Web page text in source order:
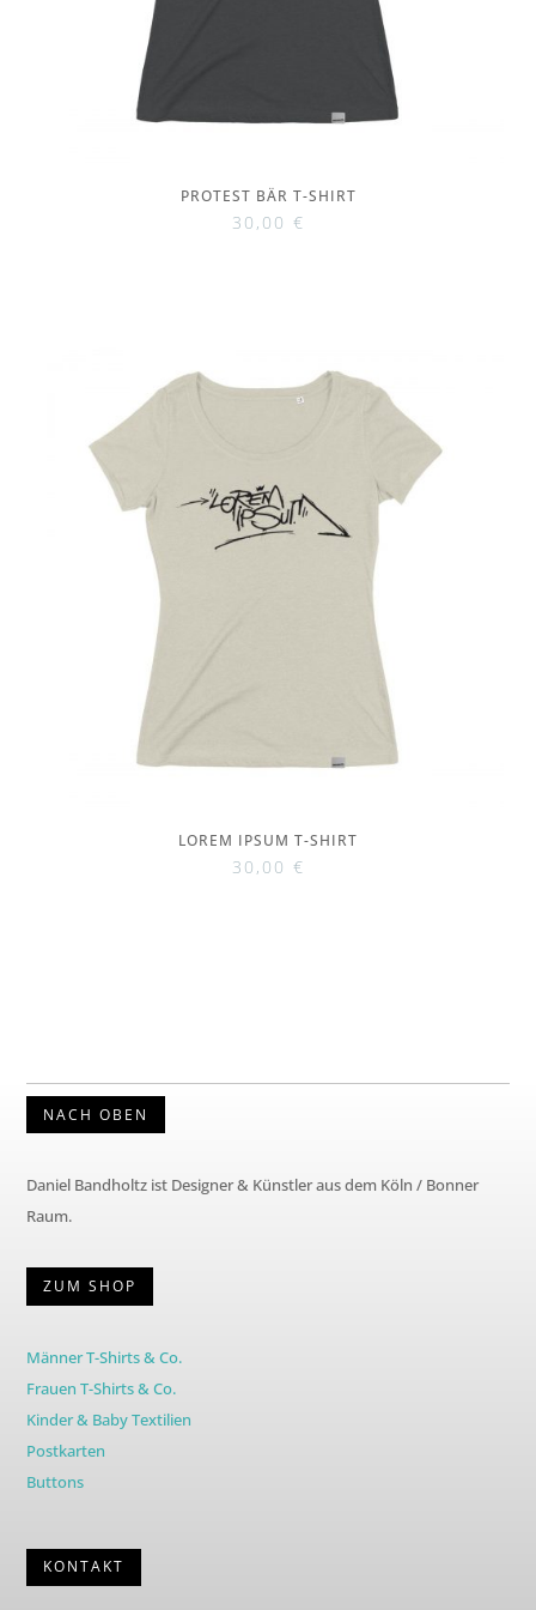
PROTEST BÄR T-SHIRT
30,00 €
LOREM IPSUM T-SHIRT
30,00 €
NACH OBEN
Daniel Bandholtz ist Designer & Künstler aus dem Köln / Bonner
Raum.
ZUM SHOP
Männer T-Shirts & Co.
Frauen T-Shirts & Co.
Kinder & Baby Textilien
Postkarten
Buttons
KONTAKT